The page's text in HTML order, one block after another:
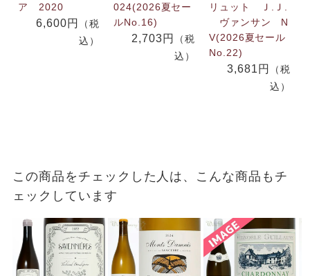
ア 2020
6,600円
（税
込）
024(2026夏セー
ルNo.16)
2,703円
（税
込）
リュット Ｊ.Ｊ.
ヴァンサン N
V(2026夏セール
No.22)
3,681円
（税
込）
この商品をチェックした人は、こんな商品もチ
ェックしています